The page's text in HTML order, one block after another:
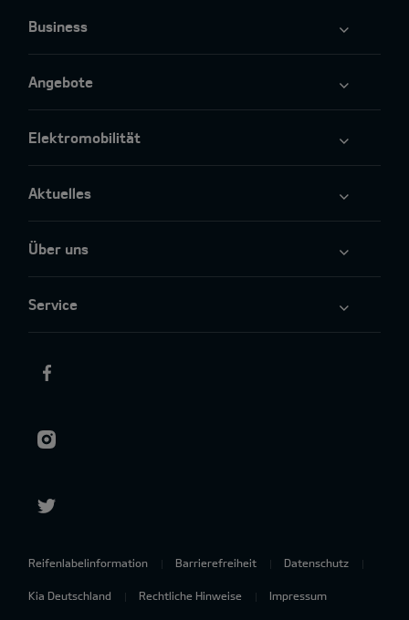
Business
Angebote
Elektromobilität
Aktuelles
Über uns
Service
Reifenlabelinformation Barrierefreiheit Datenschutz
Kia Deutschland Rechtliche Hinweise Impressum